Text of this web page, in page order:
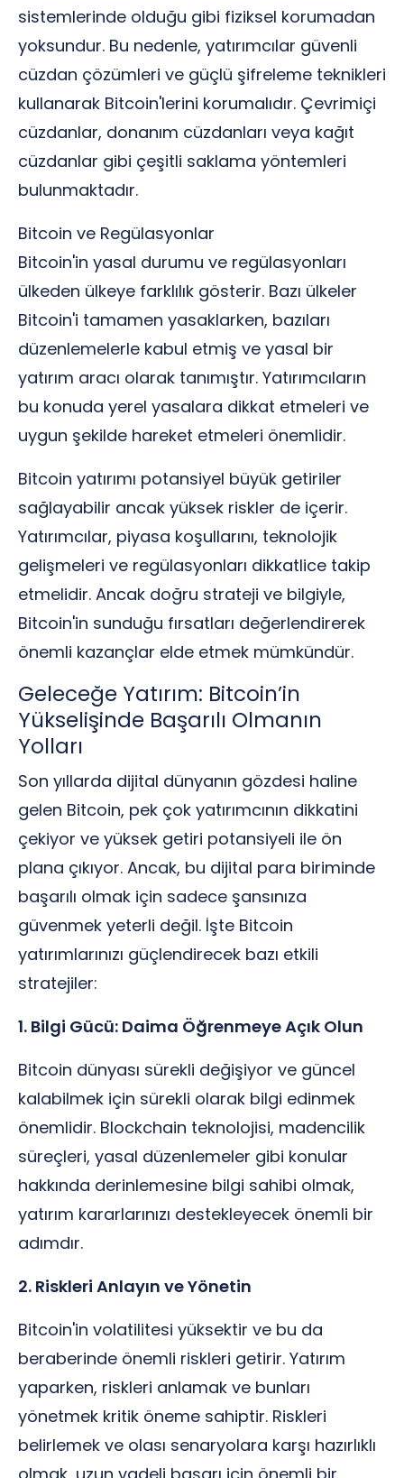
sistemlerinde olduğu gibi fiziksel korumadan
yoksundur. Bu nedenle, yatırımcılar güvenli
cüzdan çözümleri ve güçlü şifreleme teknikleri
kullanarak Bitcoin'lerini korumalıdır. Çevrimiçi
cüzdanlar, donanım cüzdanları veya kağıt
cüzdanlar gibi çeşitli saklama yöntemleri
bulunmaktadır.
Bitcoin ve Regülasyonlar
Bitcoin'in yasal durumu ve regülasyonları
ülkeden ülkeye farklılık gösterir. Bazı ülkeler
Bitcoin'i tamamen yasaklarken, bazıları
düzenlemelerle kabul etmiş ve yasal bir
yatırım aracı olarak tanımıştır. Yatırımcıların
bu konuda yerel yasalara dikkat etmeleri ve
uygun şekilde hareket etmeleri önemlidir.
Bitcoin yatırımı potansiyel büyük getiriler
sağlayabilir ancak yüksek riskler de içerir.
Yatırımcılar, piyasa koşullarını, teknolojik
gelişmeleri ve regülasyonları dikkatlice takip
etmelidir. Ancak doğru strateji ve bilgiyle,
Bitcoin'in sunduğu fırsatları değerlendirerek
önemli kazançlar elde etmek mümkündür.
Geleceğe Yatırım: Bitcoin’in
Yükselişinde Başarılı Olmanın
Yolları
Son yıllarda dijital dünyanın gözdesi haline
gelen Bitcoin, pek çok yatırımcının dikkatini
çekiyor ve yüksek getiri potansiyeli ile ön
plana çıkıyor. Ancak, bu dijital para biriminde
başarılı olmak için sadece şansınıza
güvenmek yeterli değil. İşte Bitcoin
yatırımlarınızı güçlendirecek bazı etkili
stratejiler:
1. Bilgi Gücü: Daima Öğrenmeye Açık Olun
Bitcoin dünyası sürekli değişiyor ve güncel
kalabilmek için sürekli olarak bilgi edinmek
önemlidir. Blockchain teknolojisi, madencilik
süreçleri, yasal düzenlemeler gibi konular
hakkında derinlemesine bilgi sahibi olmak,
yatırım kararlarınızı destekleyecek önemli bir
adımdır.
2. Riskleri Anlayın ve Yönetin
Bitcoin'in volatilitesi yüksektir ve bu da
beraberinde önemli riskleri getirir. Yatırım
yaparken, riskleri anlamak ve bunları
yönetmek kritik öneme sahiptir. Riskleri
belirlemek ve olası senaryolara karşı hazırlıklı